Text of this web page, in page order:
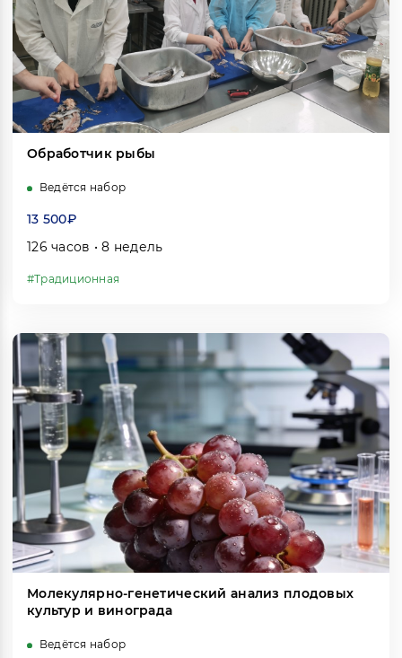
Обработчик рыбы
Ведётся набор
13 500₽
126 часов • 8 недель
#Традиционная
Молекулярно-генетический анализ плодовых
культур и винограда
Ведётся набор